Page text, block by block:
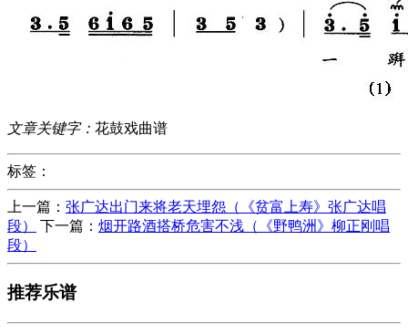
文章关键字： 花鼓戏曲谱
标签：
上一篇： 张广达出门来将老天埋怨（《贫富上寿》张广达唱
段）
下一篇： 烟开路酒搭桥危害不浅（《野鸭洲》柳正刚唱
段）
推荐乐谱